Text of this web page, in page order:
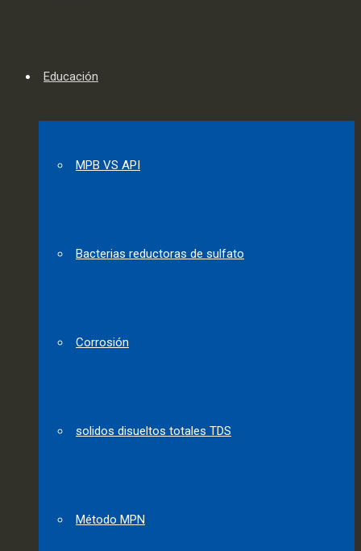
Educación
MPB VS API
Bacterias reductoras de sulfato
Corrosión
solidos disueltos totales TDS
Método MPN